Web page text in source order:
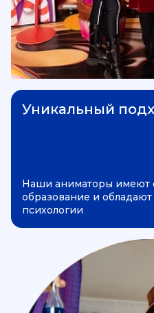
Уникальный
Наши аниматоры имеют
образование и
психологии